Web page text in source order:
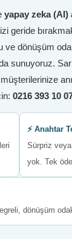
yapay zeka (AI)
geride
ve dönüşüm
sunuyoruz.
0216 393 10
⚡ Anahtar
Sürpriz
yok. Tek
dönüşüm